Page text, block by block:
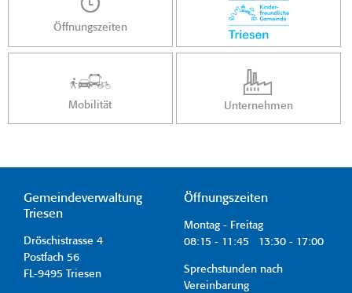
Öffnungszeiten
Mobilität Unternehmen
Gemeindeverwaltung
Triesen
Dröschistrasse 4
Postfach 56
FL-9495 Triesen
Öffnungszeiten
Montag - Freitag
08:15 - 11:45 13:30 - 17:00
Sprechstunden nach
Vereinbarung